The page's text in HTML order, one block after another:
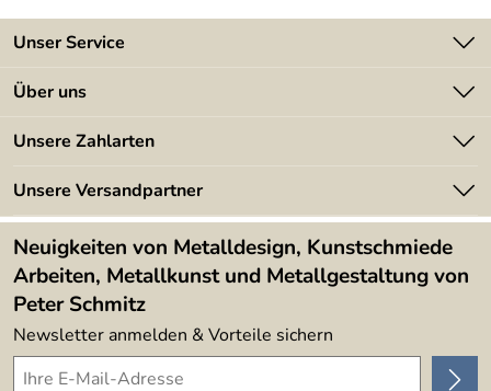
Unser Service
Kontakt
Kundeninformationen
Newsletter
Lieferbedingungen
Über uns
Angebote
Kundenbewertungen (394)
4,9/5
Unsere Zahlarten
Unsere Versandpartner
Neuigkeiten von Metalldesign, Kunstschmiede
Arbeiten, Metallkunst und Metallgestaltung von
Peter Schmitz
Newsletter anmelden & Vorteile sichern